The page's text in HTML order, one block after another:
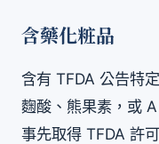
含藥化粧品
含有 TFDA 公告特
麴酸、熊果素，或
事先取得 TFDA 許